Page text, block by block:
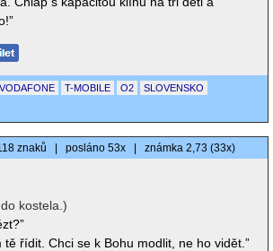
VODAFONE T-MOBILE O2 SLOVENSKO
znaků posláno 53x známka 2,73 (33x)
kostela.)
tě řídit. Chci se k Bohu modlit, ne ho vidět.”